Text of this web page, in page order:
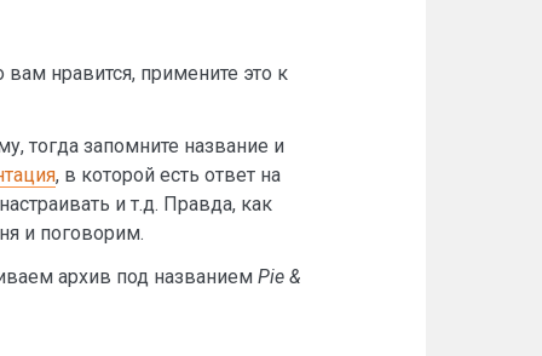
нравится, примените это к
тогда запомните название и
, в которой есть ответ на
и т.д. Правда, как
и поговорим.
архив под названием Pie &